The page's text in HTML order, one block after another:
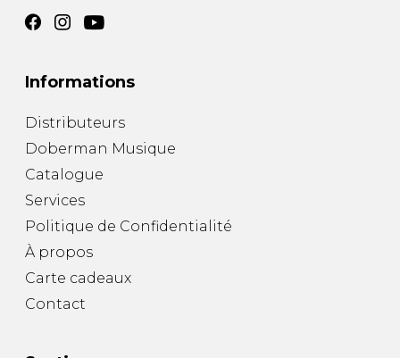
Informations
Distributeurs
Doberman Musique
Catalogue
Services
Politique de Confidentialité
À propos
Carte cadeaux
Contact